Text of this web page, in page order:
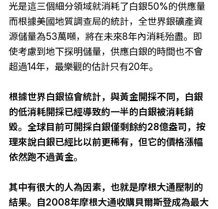
光是這三個細分領域就消耗了白銀50%的供應量
而根據美國地質調查局的統計，全世界銀礦產資
源儲量為53萬噸，將在未來8年內消耗殆盡。即
使考慮到地下探明儲量，供應白銀的時間也不會
超過14年，最樂觀的估計只有20年。
根據世界白銀協會統計，與黃金開採不同，白銀
的低消耗開採已經導致約一半的白銀被消耗銷
毀。全球目前可開採白銀僅剩餘約28億盎司，按
理來說白銀已經比以前更稀有，但它的價格漲幅
依然跑不過黃金。
其中有很大的人為因素，也就是摩根大通壓制的
結果。自2008年摩根大通收購貝爾斯登成為最大